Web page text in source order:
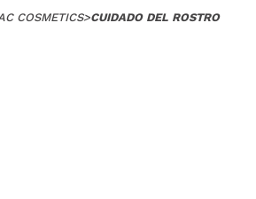
COSMETICS>CUIDADO DEL ROSTRO